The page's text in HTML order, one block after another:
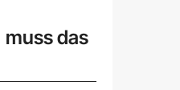
muss das